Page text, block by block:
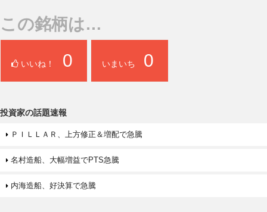
この銘柄は…
いいね！ 0 いまいち 0
投資家の話題速報
ＰＩＬＬＡＲ、上方修正＆増配で急騰
名村造船、大幅増益でPTS急騰
内海造船、好決算で急騰